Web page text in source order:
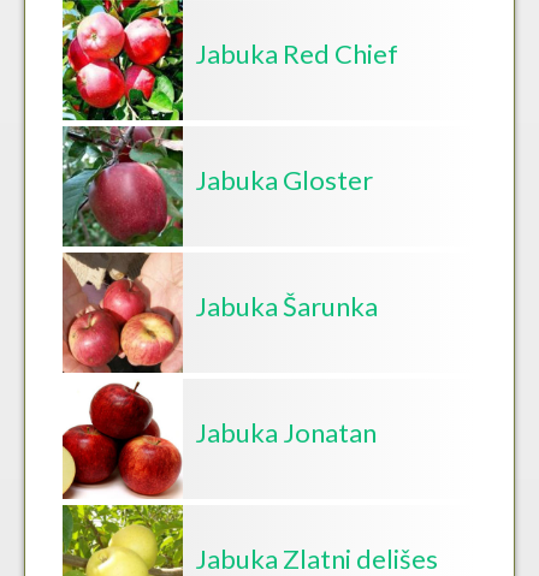
Jabuka Red Chief
Jabuka Gloster
Jabuka Šarunka
Jabuka Jonatan
Jabuka Zlatni delišes